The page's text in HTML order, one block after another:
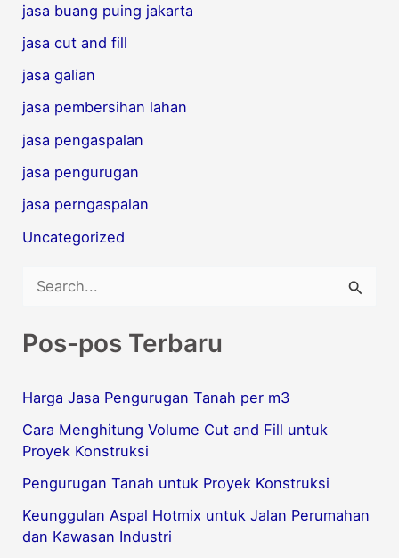
jasa buang puing jakarta
jasa cut and fill
jasa galian
jasa pembersihan lahan
jasa pengaspalan
jasa pengurugan
jasa perngaspalan
Uncategorized
r
u
n
t
u
k
:
Pos-pos Terbaru
Harga Jasa Pengurugan Tanah per m3
Cara Menghitung Volume Cut and Fill untuk
Proyek Konstruksi
Pengurugan Tanah untuk Proyek Konstruksi
Keunggulan Aspal Hotmix untuk Jalan Perumahan
dan Kawasan Industri